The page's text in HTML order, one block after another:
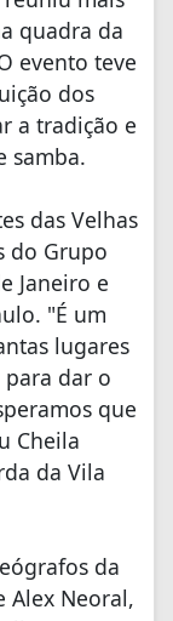
quadra da
evento teve
dos
a tradição e
samba.
das Velhas
do Grupo
Janeiro e
"É um
lugares
para dar o
que
Cheila
da Vila
da
Alex Neoral,